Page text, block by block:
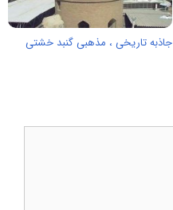
جاذبه تاریخی ، مذهبی گنبد خشتی